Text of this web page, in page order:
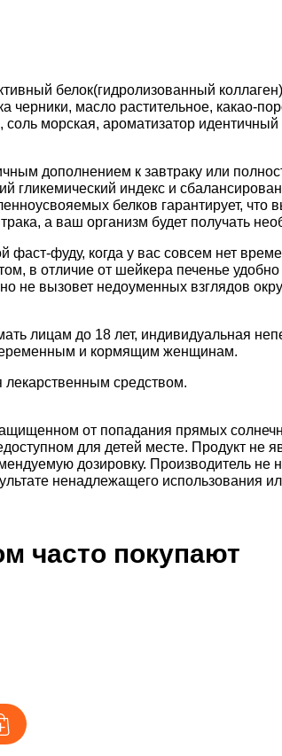
белок(гидролизованный
черники, масло растительное, какао-
соль морская, ароматизатор
дополнением к завтраку или
гликемический индекс и
белков гарантирует, что
а ваш организм будет получать
фаст-фуду, когда у вас совсем нет
в отличие от шейкера печенье
не вызовет недоуменных взглядов
лицам до 18 лет, индивидуальная
и кормящим женщинам.
лекарственным средством.
от попадания прямых
для детей месте. Продукт не
дозировку. Производитель не
ненадлежащего использования
часто покупают